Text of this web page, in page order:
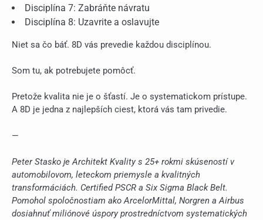
Disciplína 7: Zabráňte návratu
Disciplína 8: Uzavrite a oslavujte
Niet sa čo báť. 8D vás prevedie každou disciplínou.
Som tu, ak potrebujete pomôcť.
Pretože kvalita nie je o šťastí. Je o systematickom prístupe.
A 8D je jedna z najlepších ciest, ktorá vás tam privedie.
—
Peter Stasko je Architekt Kvality s 25+ rokmi skúseností v
automobilovom, leteckom priemysle a kvalitných
transformáciách. Certified PSCR a Six Sigma Black Belt.
Pomohol spoločnostiam ako ArcelorMittal, Norgren a Airbus
dosiahnuť miliónové úspory prostredníctvom systematických